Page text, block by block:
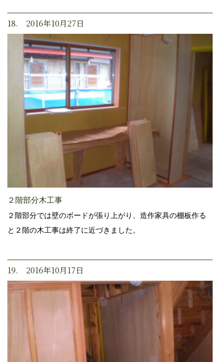
18. 2016年10月27日
２階部分木工事
２階部分では壁のボードが張り上がり、造作家具の棚板作る
と２階の木工事は終了に近づきました。
19. 2016年10月17日